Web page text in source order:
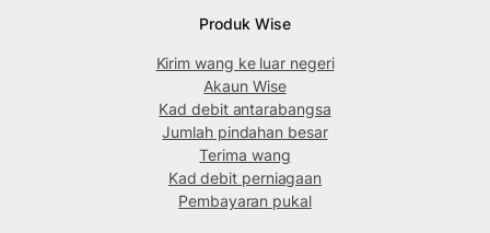
Produk Wise
Kirim wang ke luar negeri
Akaun Wise
Kad debit antarabangsa
Jumlah pindahan besar
Terima wang
Kad debit perniagaan
Pembayaran pukal